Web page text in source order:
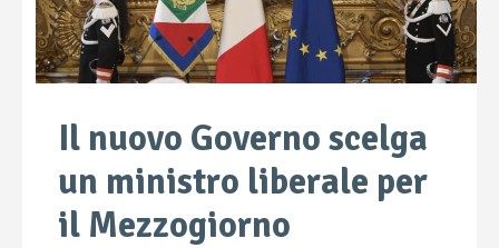
Il nuovo Governo scelga
un ministro liberale per
il Mezzogiorno